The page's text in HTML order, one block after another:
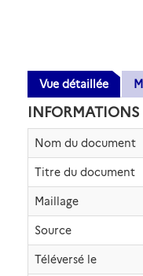
Vue détaillée
INFORMATIONS
Nom du document
Titre du document
Maillage
Source
Téléversé le